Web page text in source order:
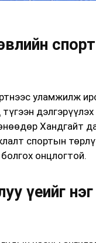
уламжилж
түгээн
Хандгайт
спортын
онцлогтой.
үеийг